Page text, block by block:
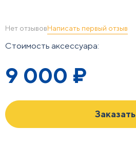
Нет отзывовНаписать первый отзыв
Стоимость аксессуара:
9 000 ₽
Заказать